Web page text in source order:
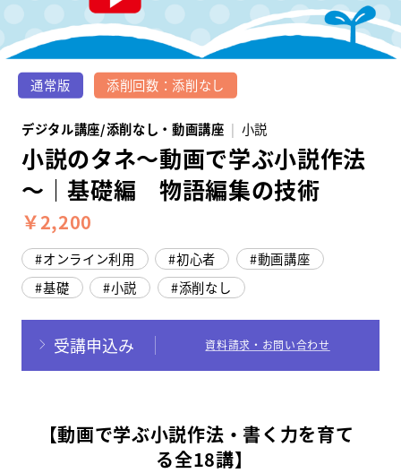
学び方から探す
デジタル講座
個別指南講座
スクールマガジン
コンセプト
受講の流れ
ニュース
通常版 添削回数：添削なし
デジタル講座/添削なし・動画講座 小説
小説のタネ～動画で学ぶ小説作法
～｜基礎編 物語編集の技術
￥2,200
オンライン利用 初心者
動画講座
基礎
小説 添削なし
受講申込み 資料請求・お問い合わせ
【動画で学ぶ小説作法・書く力を育て
る全18講】